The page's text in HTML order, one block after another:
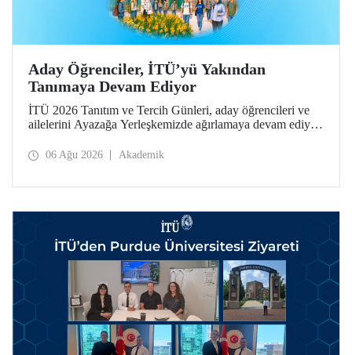
Aday Öğrenciler, İTÜ’yü Yakından
Tanımaya Devam Ediyor
İTÜ 2026 Tanıtım ve Tercih Günleri, aday öğrencileri ve
ailelerini Ayazağa Yerleşkemizde ağırlamaya devam ediyor.
ilgili fakülte ve birimler adaylara bilgi vermeye devam
06 Ağu 2026 Akademik